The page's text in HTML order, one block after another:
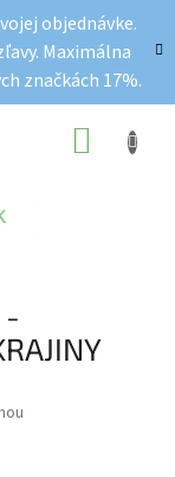
objednávke.
Maximálna
značkách 17%.
-